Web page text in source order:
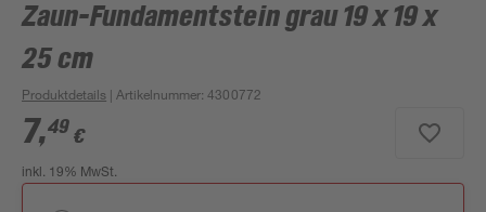
Zaun-Fundamentstein grau 19 x 19 x
25 cm
Produktdetails | Artikelnummer:4300772
7,49 €
inkl. 19% MwSt.